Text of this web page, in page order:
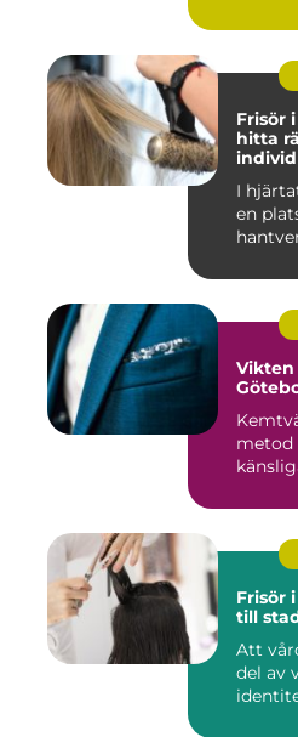
Frisör
hitta
individ
I
en
metod
Frisör
till
Att
del av